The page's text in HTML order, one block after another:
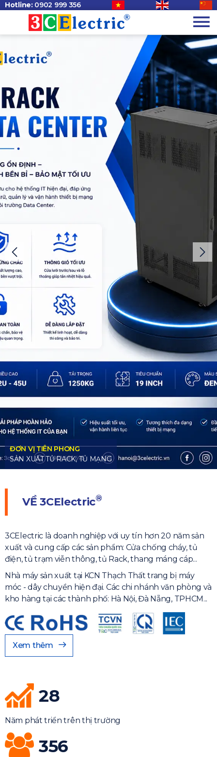
Hotline: 0902 999 356
VỀ3CElectric®
3CElectric là doanh nghiệp với uy tín hơn 20 năm sản
xuất và cung cấp các sản phẩm: Cửa chống cháy, tủ
điện, tủ trạm viễn thông, tủ Rack, thang máng cáp...
Nhà máy sản xuất tại KCN Thạch Thất trang bị máy
móc - dây chuyền hiện đại. Các chi nhánh văn phòng và
kho hàng tại các thành phố: Hà Nội, Đà Nẵng, TPHCM...
Xem thêm
28
Năm phát triển trên thị trường
356